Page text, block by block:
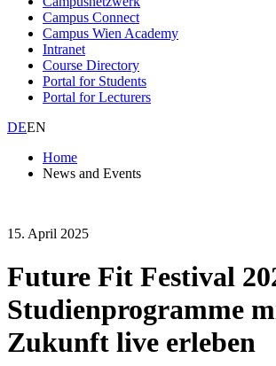
Campus Connect
Campus Wien Academy
Intranet
Course Directory
Portal for Students
Portal for Lecturers
DEEN
Home
News and Events
15. April 2025
Future Fit Festival
Studienprogramme
Zukunft live erleben